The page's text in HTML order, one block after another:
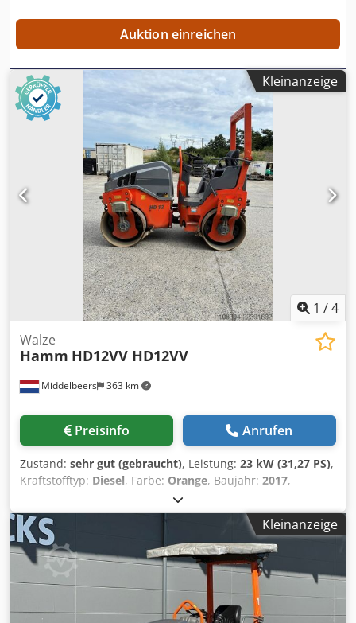
Auktion einreichen
Kleinanzeige
1 /4
Middelbeers 363 km
Walze
Hamm HD12VV HD12VV
Preisinfo Anrufen
Zustand: sehr gut (gebraucht), Leistung: 23 kW (31,27 PS),
Kraftstofftyp: Diesel, Farbe: Orange, Baujahr: 2017,
, Allgemeine Informationen
Baujahr: 2017 Modelljahr: 2017 Technische Informationen
Zylinderzahl: 3 Antrieb: Rad Leergewicht: 2.695 kg
Funktionell Arbeitsbreite: 120 cm CE-Kennzeichnung: ja
Zustand Technischer Zustand: sehr gut Optischer Zustand:
gut Finanzielle Informationen Preis: Auf Anfrage Csdpfx
Aoznm Iuekkjha Weitere Informationen Wenden Sie sich an
Ernst van Hek, um weitere Informationen zu erhalten.
Kleinanzeige